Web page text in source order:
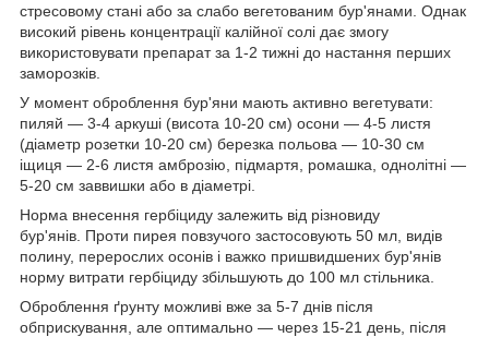
стресовому стані або за слабо вегетованим бур'янами. Однак
високий рівень концентрації калійної солі дає змогу
використовувати препарат за 1-2 тижні до настання перших
заморозків.
У момент оброблення бур'яни мають активно вегетувати:
пиляй — 3-4 аркуші (висота 10-20 см) осони — 4-5 листя
(діаметр розетки 10-20 см) березка польова — 10-30 см
іщиця — 2-6 листя амброзію, підмартя, ромашка, однолітні —
5-20 см заввишки або в діаметрі.
Норма внесення гербіциду залежить від різновиду
бур'янів. Проти пирея повзучого застосовують 50 мл, видів
полину, перерослих осонів і важко пришвидшених бур'янів
норму витрати гербіциду збільшують до 100 мл стільника.
Оброблення ґрунту можливі вже за 5-7 днів після
обприскування, але оптимально — через 15-21 день, після